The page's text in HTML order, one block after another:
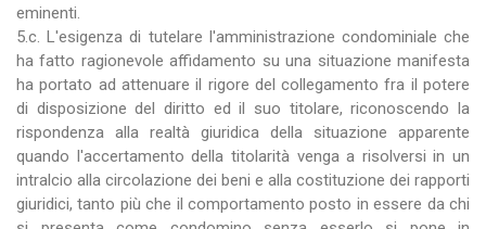
eminenti.
5.c. L'esigenza di tutelare l'amministrazione condominiale che
ha fatto ragionevole affidamento su una situazione manifesta
ha portato ad attenuare il rigore del collegamento fra il potere
di disposizione del diritto ed il suo titolare, riconoscendo la
rispondenza alla realtà giuridica della situazione apparente
quando l'accertamento della titolarità venga a risolversi in un
intralcio alla circolazione dei beni e alla costituzione dei rapporti
giuridici, tanto più che il comportamento posto in essere da chi